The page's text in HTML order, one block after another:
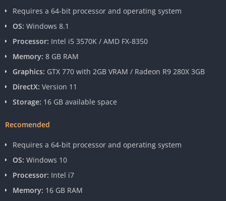
Requires a 64-bit processor and operating system
OS: Windows 8.1
Processor: Intel i5 3570K / AMD FX-8350
Memory: 8 GB RAM
Graphics: GTX 770 with 2GB VRAM / Radeon R9 280X 3GB
DirectX: Version 11
Storage: 16 GB available space
Recomended
Requires a 64-bit processor and operating system
OS: Windows 10
Processor: Intel i7
Memory: 16 GB RAM